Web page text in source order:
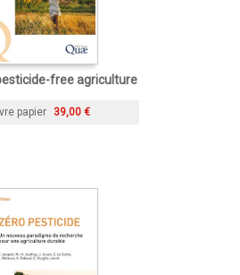
free agriculture
papier 39,00 €